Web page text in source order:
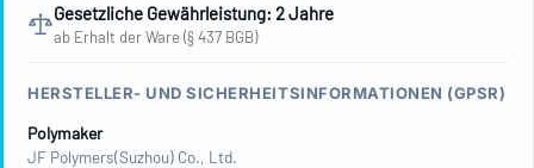
Gesetzliche Gewährleistung: 2 Jahre
ab Erhalt der Ware (§ 437 BGB)
HERSTELLER- UND SICHERHEITSINFORMATIONEN (GPSR)
Polymaker
JF Polymers(Suzhou) Co., Ltd.